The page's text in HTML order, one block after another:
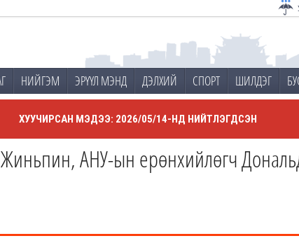
НИЙГЭМ ЭРҮҮЛ МЭНД ДЭЛХИЙ СПОРТ ШИЛДЭГ
ХУУЧИРСАН МЭДЭЭ: 2026/05/14-НД НИЙТЛЭГДСЭН
АНУ-ын ерөнхийлөгч